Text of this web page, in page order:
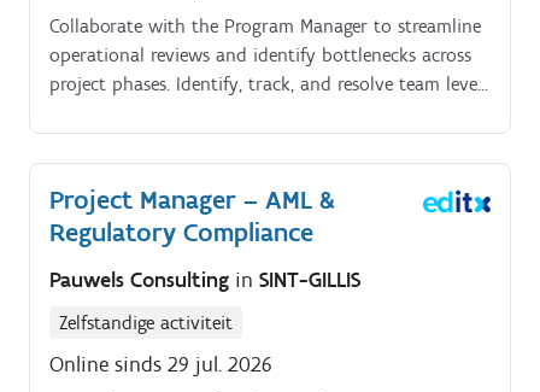
Collaborate with the Program Manager to streamline
operational reviews and identify bottlenecks across
project phases. Identify, track, and resolve team level
Project Manager – AML &
Regulatory Compliance
Pauwels Consulting in SINT-GILLIS
Zelfstandige activiteit
Online sinds 29 jul. 2026